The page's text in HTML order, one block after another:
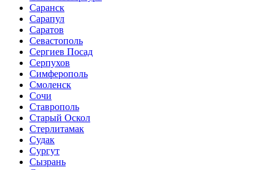
Саранск
Сарапул
Саратов
Севастополь
Сергиев Посад
Серпухов
Симферополь
Смоленск
Сочи
Ставрополь
Старый Оскол
Стерлитамак
Судак
Сургут
Сызрань